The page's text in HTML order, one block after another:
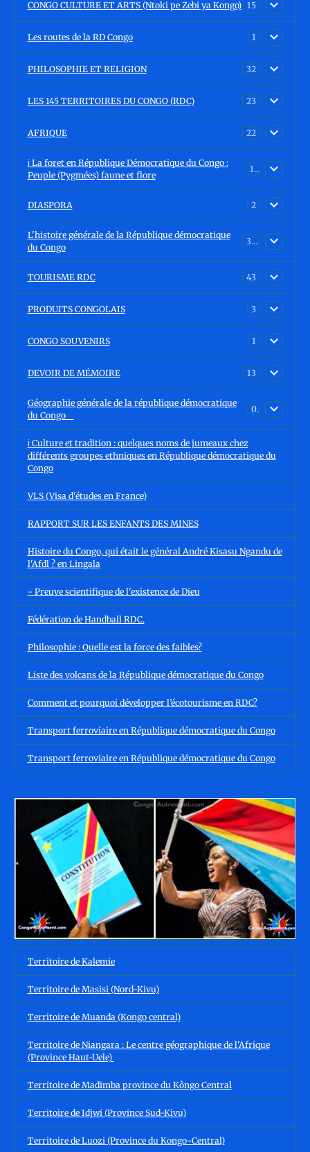
CONGO CULTURE ET ARTS (Ntoki pe Zebi ya Kongo) 15
Les routes de la RD Congo 1
PHILOSOPHIE ET RELIGION 32
LES 145 TERRITOIRES DU CONGO (RDC) 23
AFRIQUE 22
ℹ️ La foret en République Démocratique du Congo :
Peuple (Pygmées) faune et flore
15
DIASPORA 2
L'histoire générale de la République démocratique
du Congo
30
TOURISME RDC 43
PRODUITS CONGOLAIS 3
CONGO SOUVENIRS 1
DEVOIR DE MÉMOIRE 13
Géographie générale de la république démocratique
du Congo
0
ℹ️ Culture et tradition : quelques noms de jumeaux chez
différents groupes ethniques en République démocratique du
Congo
VLS (Visa d'études en France)
RAPPORT SUR LES ENFANTS DES MINES
Histoire du Congo, qui était le général André Kisasu Ngandu de
l'Afdl ? en Lingala
- Preuve scientifique de l'existence de Dieu
Fédération de Handball RDC.
Philosophie : Quelle est la force des faibles?
Liste des volcans de la République démocratique du Congo
Comment et pourquoi développer l’écotourisme en RDC?
Transport ferroviaire en République démocratique du Congo
Transport ferroviaire en République démocratique du Congo
Territoire de Kalemie
Territoire de Masisi (Nord-Kivu)
Territoire de Muanda (Kongo central)
Territoire de Niangara : Le centre géographique de l'Afrique
(Province Haut-Uele)
Territoire de Madimba province du Kôngo Central
Territoire de Idjwi (Province Sud-Kivu)
Territoire de Luozi (Province du Kongo-Central)